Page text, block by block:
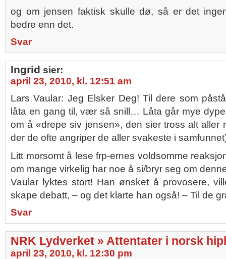
og om jensen faktisk skulle dø, så er det
bedre enn det.
Svar
Ingrid sier:
april 23, 2010, kl. 12:51 am
Lars Vaular: Jeg Elsker Deg! Til dere som
låta en gang til, vær så snill… Låta går mye
om å «drepe siv jensen», den sier tross alt aller
der de ofte angriper de aller svakeste i
Litt morsomt å lese frp-ernes voldsomme
om mange virkelig har noe å si/bryr seg om
Vaular lyktes stort! Han ønsket å provosere,
skape debatt, – og det klarte han også! – Til de
Svar
NRK Lydverket » Attentater i norsk
april 23, 2010, kl. 12:30 pm